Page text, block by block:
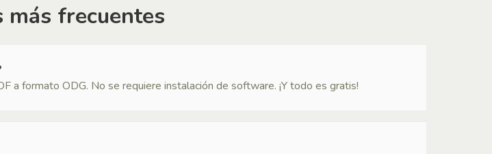
más frecuentes
a formato ODG. No se requiere instalación de software. ¡Y todo es gratis!